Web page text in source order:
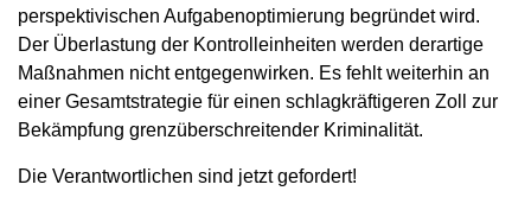
perspektivischen Aufgabenoptimierung begründet wird.
Der Überlastung der Kontrolleinheiten werden derartige
Maßnahmen nicht entgegenwirken. Es fehlt weiterhin an
einer Gesamtstrategie für einen schlagkräftigeren Zoll zur
Bekämpfung grenzüberschreitender Kriminalität.
Die Verantwortlichen sind jetzt gefordert!